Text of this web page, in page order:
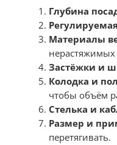
Глубина
Материалы
Застёжки и
Колодка и
чтобы объём
Стелька и
Размер и
перетягивать.